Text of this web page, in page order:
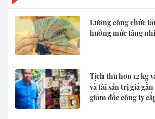
Lương công chức
hưởng mức tăng
Tịch thu hơn 12 kg
và tài sản trị giá gần
giám đốc công ty